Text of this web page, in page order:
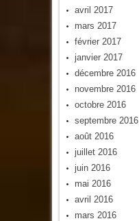
avril 2017
mars 2017
février 2017
janvier 2017
décembre 2016
novembre 2016
octobre 2016
septembre 2016
août 2016
juillet 2016
juin 2016
mai 2016
avril 2016
mars 2016